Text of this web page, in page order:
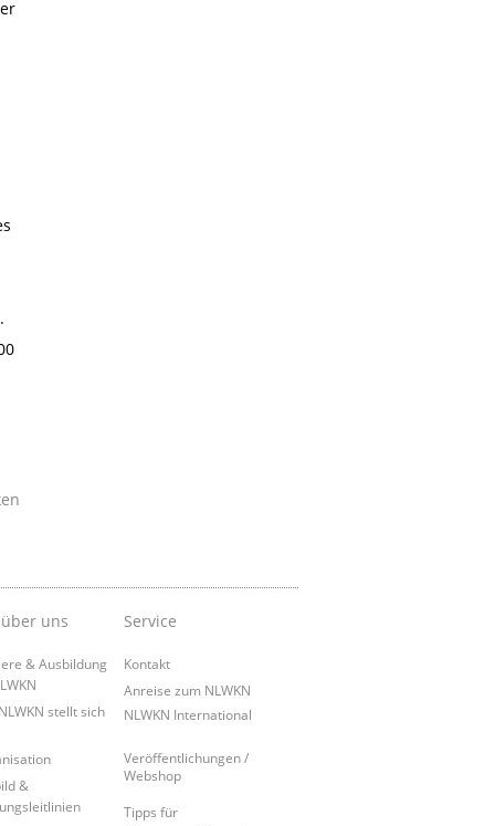
uns
& Ausbildung
stellt sich
&
Service
Kontakt
Anreise zum NLWKN
NLWKN International
Veröffentlichungen /
Webshop
Tipps für